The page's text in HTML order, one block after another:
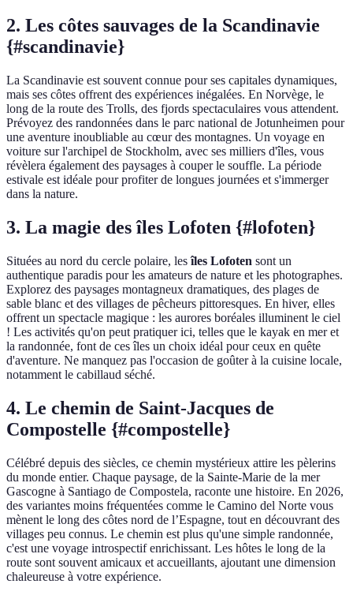
2. Les côtes sauvages de la Scandinavie
{#scandinavie}
La Scandinavie est souvent connue pour ses capitales dynamiques,
mais ses côtes offrent des expériences inégalées. En Norvège, le
long de la route des Trolls, des fjords spectaculaires vous attendent.
Prévoyez des randonnées dans le parc national de Jotunheimen pour
une aventure inoubliable au cœur des montagnes. Un voyage en
voiture sur l'archipel de Stockholm, avec ses milliers d'îles, vous
révèlera également des paysages à couper le souffle. La période
estivale est idéale pour profiter de longues journées et s'immerger
dans la nature.
3. La magie des îles Lofoten {#lofoten}
Situées au nord du cercle polaire, lesîles Lofoten sont un
authentique paradis pour les amateurs de nature et les photographes.
Explorez des paysages montagneux dramatiques, des plages de
sable blanc et des villages de pêcheurs pittoresques. En hiver, elles
offrent un spectacle magique : les aurores boréales illuminent le ciel
! Les activités qu'on peut pratiquer ici, telles que le kayak en mer et
la randonnée, font de ces îles un choix idéal pour ceux en quête
d'aventure. Ne manquez pas l'occasion de goûter à la cuisine locale,
notamment le cabillaud séché.
4. Le chemin de Saint-Jacques de
Compostelle {#compostelle}
Célébré depuis des siècles, ce chemin mystérieux attire les pèlerins
du monde entier. Chaque paysage, de la Sainte-Marie de la mer
Gascogne à Santiago de Compostela, raconte une histoire. En 2026,
des variantes moins fréquentées comme le Camino del Norte vous
mènent le long des côtes nord de l’Espagne, tout en découvrant des
villages peu connus. Le chemin est plus qu'une simple randonnée,
c'est une voyage introspectif enrichissant. Les hôtes le long de la
route sont souvent amicaux et accueillants, ajoutant une dimension
chaleureuse à votre expérience.